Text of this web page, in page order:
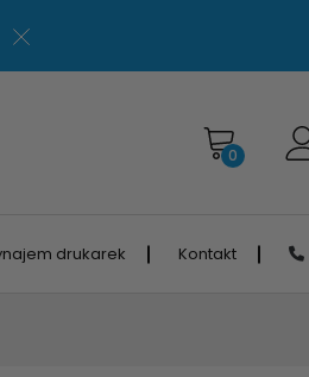
0
drukarek Kontakt